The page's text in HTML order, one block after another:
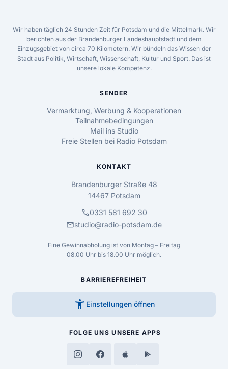
Wir haben täglich 24 Stunden Zeit für Potsdam und die Mittelmark. Wir
berichten aus der Brandenburger Landeshauptstadt und dem
Einzugsgebiet von circa 70 Kilometern. Wir bündeln das Wissen der
Stadt aus Politik, Wirtschaft, Wissenschaft, Kultur und Sport. Das ist
unsere lokale Kompetenz.
SENDER
Vermarktung, Werbung & Kooperationen
Teilnahmebedingungen
Mail ins Studio
Freie Stellen bei Radio Potsdam
KONTAKT
Brandenburger Straße 48
14467 Potsdam
call0331 581 692 30
mailstudio@radio-potsdam.de
Eine Gewinnabholung ist von Montag – Freitag
08.00 Uhr bis 18.00 Uhr möglich.
BARRIEREFREIHEIT
accessibility_new Einstellungen öffnen
FOLGE UNS UNSERE APPS